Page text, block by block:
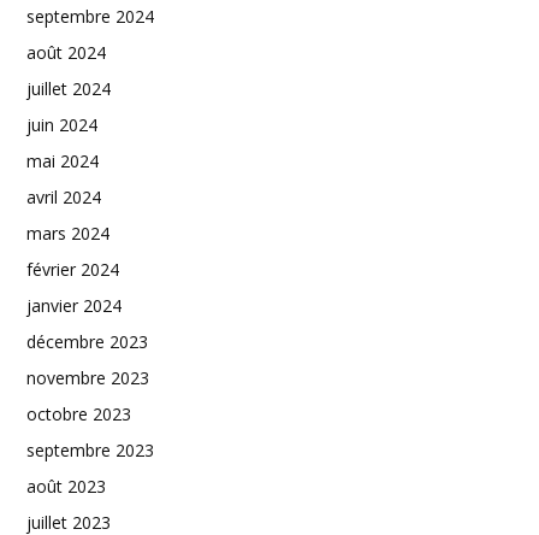
septembre 2024
août 2024
juillet 2024
juin 2024
mai 2024
avril 2024
mars 2024
février 2024
janvier 2024
décembre 2023
novembre 2023
octobre 2023
septembre 2023
août 2023
juillet 2023